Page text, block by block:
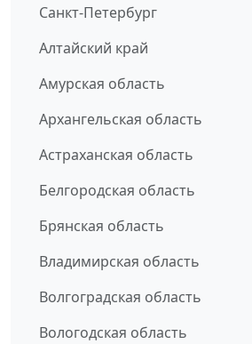
Санкт-Петербург
Алтайский край
Амурская область
Архангельская область
Астраханская область
Белгородская область
Брянская область
Владимирская область
Волгоградская область
Вологодская область